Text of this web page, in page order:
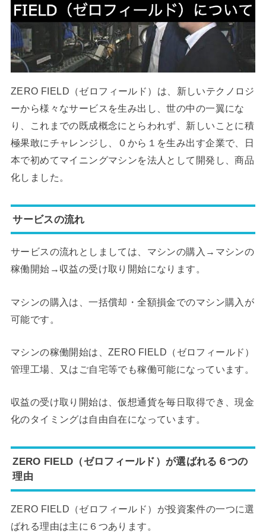
ZERO FIELD（ゼロフィールド）は、新しいテクノロジ
ーから様々なサービスを生み出し、世の中の一翼にな
り、これまでの既成概念にとらわれず、新しいことに積
極果敢にチャレンジし、０から１を生み出す企業で、日
本で初めてマイニングマシンを法人として開発し、商品
化しました。
サービスの流れ
サービスの流れとしましては、マシンの購入→マシンの
稼働開始→収益の受け取り開始になります。
マシンの購入は、一括償却・全額損金でのマシン購入が
可能です。
マシンの稼働開始は、ZERO FIELD（ゼロフィールド）
管理工場、又はご自宅等でも稼働可能になっています。
収益の受け取り開始は、仮想通貨を毎日取得でき、現金
化のタイミングは自由自在になっています。
ZERO FIELD（ゼロフィールド）が選ばれる６つの
理由
ZERO FIELD（ゼロフィールド）が投資案件の一つに選
ばれる理由は主に６つあります。